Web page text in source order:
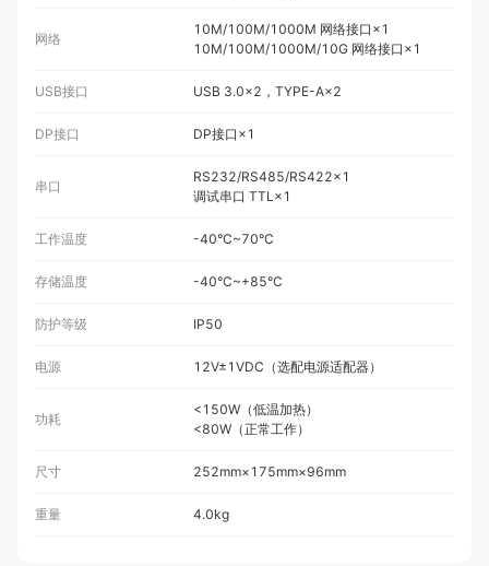
网络
10M/100M/1000M 网络接口×1
10M/100M/1000M/10G 网络接口×1
USB接口 USB 3.0×2，TYPE-A×2
DP接口 DP接口×1
串口
RS232/RS485/RS422×1
调试串口 TTL×1
工作温度 -40°C~70°C
存储温度 -40°C~+85°C
防护等级 IP50
电源 12V±1VDC（选配电源适配器）
功耗
<150W（低温加热）
<80W（正常工作）
尺寸 252mm×175mm×96mm
重量 4.0kg